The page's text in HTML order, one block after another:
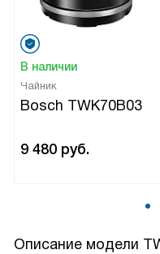
В наличии
Чайник
Bosch TWK70B03
9 480 руб.
Описание модели